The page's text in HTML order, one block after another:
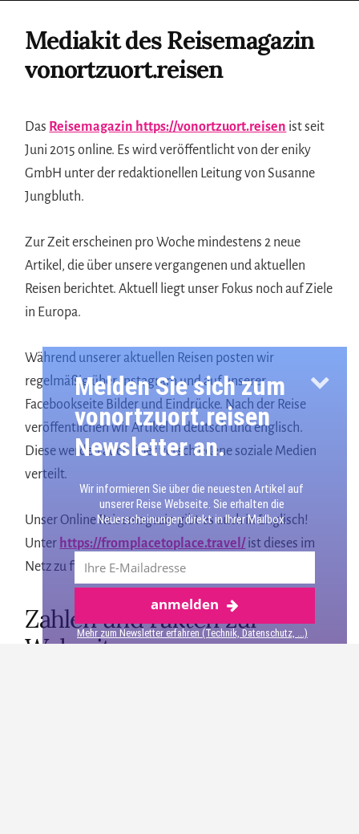
Mediakit des Reisemagazin
vonortzuort.reisen
Das Reisemagazin https://vonortzuort.reisen ist seit
Juni 2015 online. Es wird veröffentlicht von der eniky
GmbH unter der redaktionellen Leitung von Susanne
Jungbluth.
Zur Zeit erscheinen pro Woche mindestens 2 neue
Artikel, die über unsere vergangenen und aktuellen
Reisen berichtet. Aktuell liegt unser Fokus noch auf Ziele
in Europa.
Während unserer aktuellen Reisen posten wir
regelmäßig über Instagram und auf unserer
Facebookseite Bilder und Eindrücke. Nach der Reise
veröffentlichen wir Artikel in deutsch und englisch.
Diese werden auch über verschiedene soziale Medien
verteilt.
Unser Online Reisemagazin gibt es auch in Englisch!
Unter https://fromplacetoplace.travel/ ist dieses im
Netz zu finden.
Zahlen und Fakten zur
Webseite
Melden Sie sich zum
vonortzuort.reisen
Newsletter an.
Wir informieren Sie über die neuesten Artikel auf
unserer Reise Webseite. Sie erhalten die
Neuerscheinungen direkt in Ihrer Mailbox.
anmelden
Mehr zum Newsletter erfahren (Technik, Datenschutz, ...)